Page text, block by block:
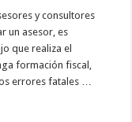
y consultores
un asesor, es
que realiza el
formación fiscal,
errores fatales …